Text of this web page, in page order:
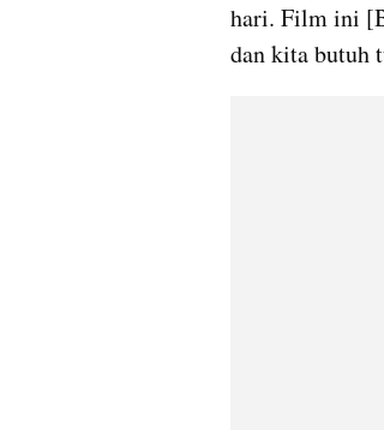
hari. Film ini
dan kita butuh